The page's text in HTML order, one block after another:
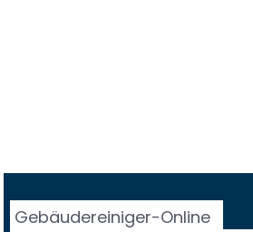
Gebäudereiniger-Online